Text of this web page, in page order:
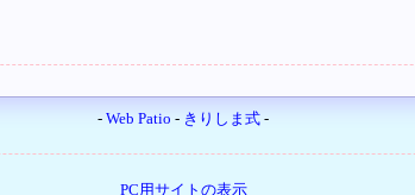
- Web Patio - きりしま式 -
PC用サイトの表示